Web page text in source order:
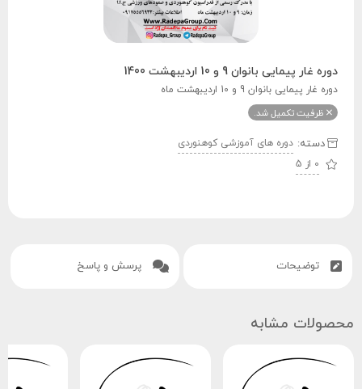
دوره غار پیمایی بانوان 9 و 10 اردیبهشت 1400
ظرفیت تکمیل شد.
دوره غار پیمایی بانوان 9 و 10 اردیبهشت ماه
دسته: دوره های آموزشی کوهنوردی
0 از 5
توضیحات پرسش و پاسخ
محصولات مشابه